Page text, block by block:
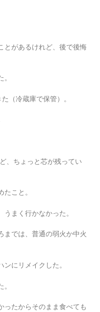
とがあるけれど、後で後悔
（冷蔵庫で保管）。
、ちょっと芯が残ってい
こと。
まく行かなかった。
までは、普通の弱火か中火
にリメイクした。
ったからそのまま食べても